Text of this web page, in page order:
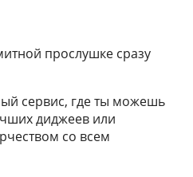
прослушке сразу
сервис, где ты можешь
диджеев или
со всем